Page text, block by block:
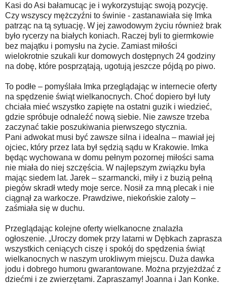
Kasi do Asi bałamucąc je i wykorzystując swoją pozycję.
Czy wszyscy mężczyźni to świnie - zastanawiała się Imka
patrząc na tą sytuację. W jej zawodowym życiu również brak
było rycerzy na białych koniach. Raczej byli to giermkowie
bez majątku i pomysłu na życie. Zamiast miłości
wielokrotnie szukali kur domowych dostępnych 24 godziny
na dobę, które posprzątają, ugotują jeszcze pójdą po piwo.
To podłe – pomyślała Imka przeglądając w internecie oferty
na spędzenie świąt wielkanocnych. Choć dopiero był luty
chciała mieć wszystko zapięte na ostatni guzik i wiedzieć,
gdzie spróbuje odnaleźć nową siebie. Nie zawsze trzeba
zaczynać takie poszukiwania pierwszego stycznia.
Pani adwokat musi być zawsze silna i idealna – mawiał jej
ojciec, który przez lata był sędzią sądu w Krakowie. Imka
będąc wychowana w domu pełnym pozornej miłości sama
nie miała do niej szczęścia. W najlepszym związku była
mając siedem lat. Jarek – szarmancki, miły i z buzią pełną
piegów skradł wtedy moje serce. Nosił za mną plecak i nie
ciągnął za warkocze. Prawdziwe, niekońskie zaloty –
zaśmiała się w duchu.
Przeglądając kolejne oferty wielkanocne znalazła
ogłoszenie. „Uroczy domek przy latarni w Dębkach zaprasza
wszystkich ceniących ciszę i spokój do spędzenia świąt
wielkanocnych w naszym urokliwym miejscu. Duża dawka
jodu i dobrego humoru gwarantowane. Można przyjeżdżać z
dziećmi i ze zwierzętami. Zapraszamy! Joanna i Jan Konke.